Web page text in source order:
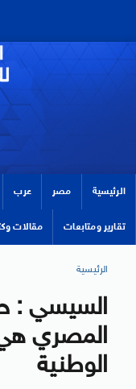
الرئيسية مصر عرب
تقارير ومتابعات مقالات
الرئيسية
السيسي :
المصري هي
الوطنية